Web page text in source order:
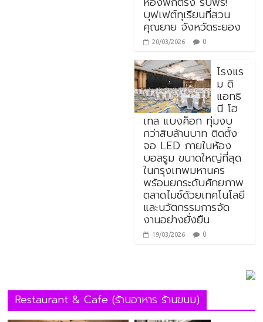
บุฟเฟต์ทุเรียนที่สวน
คุณยาย จังหวัดระยอง
20/03/2026 0
โรงแร
ม ดิ
แอทธิ
นี โฮ
เทล แบงค็อก ทุ่มงบ
กว่าสิบล้านบาท ติดตั้ง
จอ LED ภายในห้อง
บอลรูม ขนาดใหญ่ที่สุด
ในกรุงเทพมหานคร
พร้อมยกระดับศักยภาพ
ตลาดไมซ์ด้วยเทคโนโลยี
และนวัตกรรมการจัด
งานอย่างยั่งยืน
19/03/2026 0
Restaurant & Cafe (ร้านอาหาร ร้านขนม)